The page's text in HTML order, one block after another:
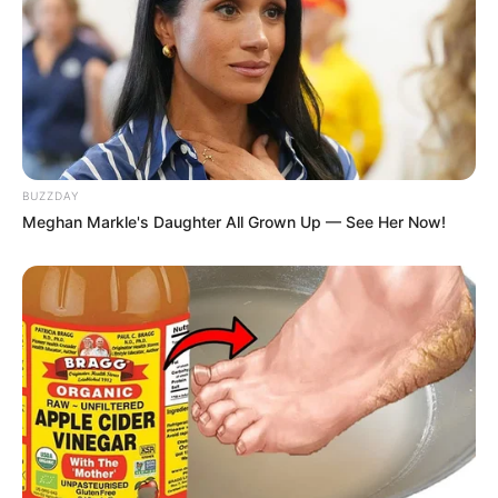
2. Kim Seon Ho berperan sebagai Go Ji Seok
BUZZDAY
Meghan Markle's Daughter All Grown Up — See Her Now!